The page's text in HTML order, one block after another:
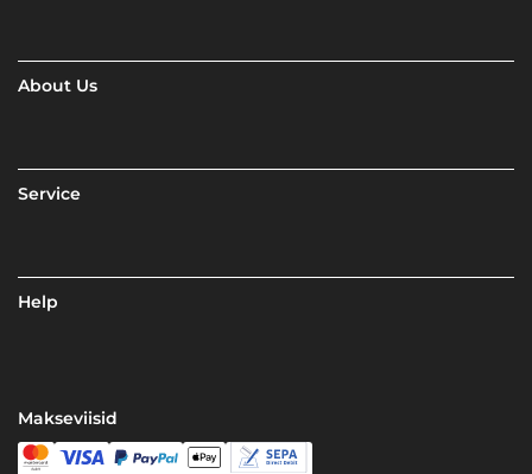
About Us
Service
Help
Makseviisid